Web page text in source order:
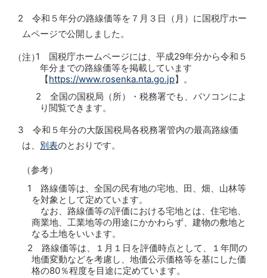
2 令和５年分の路線価等を７月３日（月）に国税庁ホー
ムページで公開しました。
（注）1 国税庁ホームページには、平成29年分から令和５
年分までの路線価等を掲載しています
【https://www.rosenka.nta.go.jp】。
2 全国の国税局（所）・税務署でも、パソコンによ
り閲覧できます。
3 令和５年分の大阪国税局各税務署管内の最高路線価
は、 別表のとおりです。
（参考）
1 路線価等は、全国の民有地の宅地、田、畑、山林等
を対象として定めています。
なお、路線価等の評価における宅地とは、住宅地、
商業地、工業地等の用途にかかわらず、建物の敷地と
なる土地をいいます。
2 路線価等は、１月１日を評価時点として、１年間の
地価変動などを考慮し、地価公示価格等を基にした価
格の80％程度を目途に定めています。